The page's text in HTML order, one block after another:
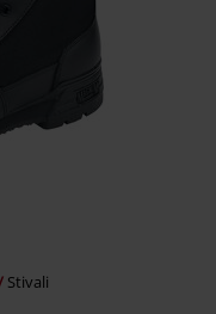
Stivali